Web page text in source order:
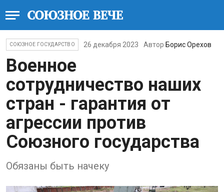
СОЮЗНОЕ ГОСУДАРСТВО 26 декабря 2023 Автор Борис Орехов
Военное
сотрудничество наших
стран - гарантия от
агрессии против
Союзного государства
Обязаны быть начеку